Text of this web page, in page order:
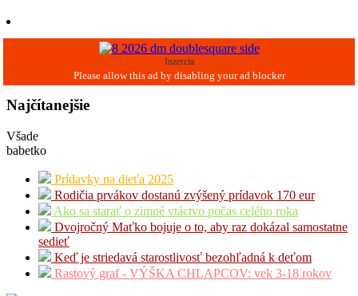
Inzercia
Najčítanejšie
Všade
babetko
Prídavky na dieťa 2025
Rodičia prvákov dostanú zvýšený prídavok 170 eur
Ako sa starať o zimné vtáctvo počas celého roka
Dvojročný Maťko bojuje o to, aby raz dokázal samostatne
sedieť
Keď je striedavá starostlivosť bezohľadná k deťom
Rastový graf - VÝŠKA CHLAPCOV: vek 3-18 rokov